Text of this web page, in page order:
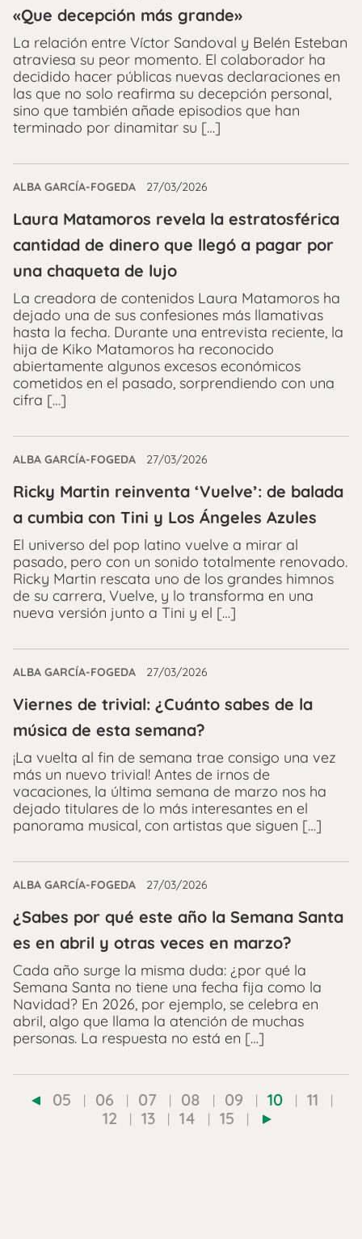
«Que decepción más grande»
La relación entre Víctor Sandoval y Belén Esteban
atraviesa su peor momento. El colaborador ha
decidido hacer públicas nuevas declaraciones en
las que no solo reafirma su decepción personal,
sino que también añade episodios que han
terminado por dinamitar su […]
ALBA GARCÍA-FOGEDA 27/03/2026
Laura Matamoros revela la estratosférica
cantidad de dinero que llegó a pagar por
una chaqueta de lujo
La creadora de contenidos Laura Matamoros ha
dejado una de sus confesiones más llamativas
hasta la fecha. Durante una entrevista reciente, la
hija de Kiko Matamoros ha reconocido
abiertamente algunos excesos económicos
cometidos en el pasado, sorprendiendo con una
cifra […]
ALBA GARCÍA-FOGEDA 27/03/2026
Ricky Martin reinventa ‘Vuelve’: de balada
a cumbia con Tini y Los Ángeles Azules
El universo del pop latino vuelve a mirar al
pasado, pero con un sonido totalmente renovado.
Ricky Martin rescata uno de los grandes himnos
de su carrera, Vuelve, y lo transforma en una
nueva versión junto a Tini y el […]
ALBA GARCÍA-FOGEDA 27/03/2026
Viernes de trivial: ¿Cuánto sabes de la
música de esta semana?
¡La vuelta al fin de semana trae consigo una vez
más un nuevo trivial! Antes de irnos de
vacaciones, la última semana de marzo nos ha
dejado titulares de lo más interesantes en el
panorama musical, con artistas que siguen […]
ALBA GARCÍA-FOGEDA 27/03/2026
¿Sabes por qué este año la Semana Santa
es en abril y otras veces en marzo?
Cada año surge la misma duda: ¿por qué la
Semana Santa no tiene una fecha fija como la
Navidad? En 2026, por ejemplo, se celebra en
abril, algo que llama la atención de muchas
personas. La respuesta no está en […]
05 06 07 08 09 10
11
12
13 14 15